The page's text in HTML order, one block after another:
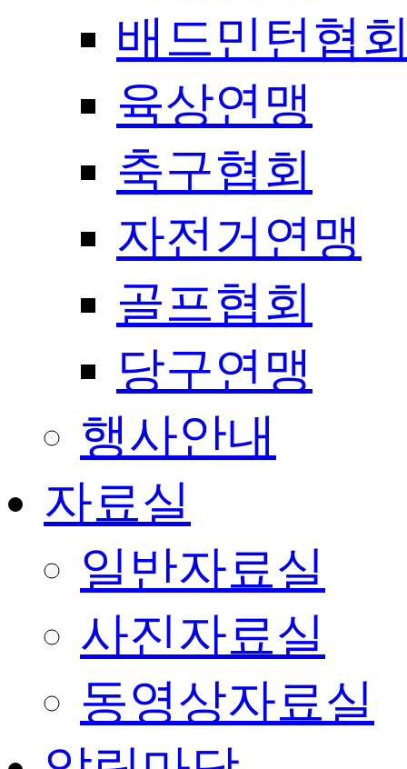
배드민턴협
육상연맹
축구협회
자전거연맹
골프협회
당구연맹
행사안내
자료실
일반자료실
사진자료실
동영상자료실